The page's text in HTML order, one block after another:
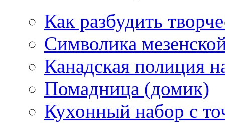
Как разбудить
Символика
Канадская полиция
Помадница (домик)
Кухонный набор с